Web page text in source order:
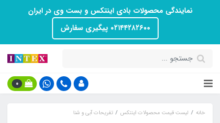
نمایندگی محصولات بادی اینتکس و بست وی در ایران
۰۲۱۴۴۲۸۲۶۰۰ پیگیری سفارش
0
خانه لیست قیمت محصولات اینتکس
تفریحات آبی و شنا